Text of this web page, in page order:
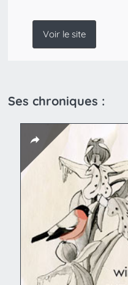
Voir le site
Ses chroniques :